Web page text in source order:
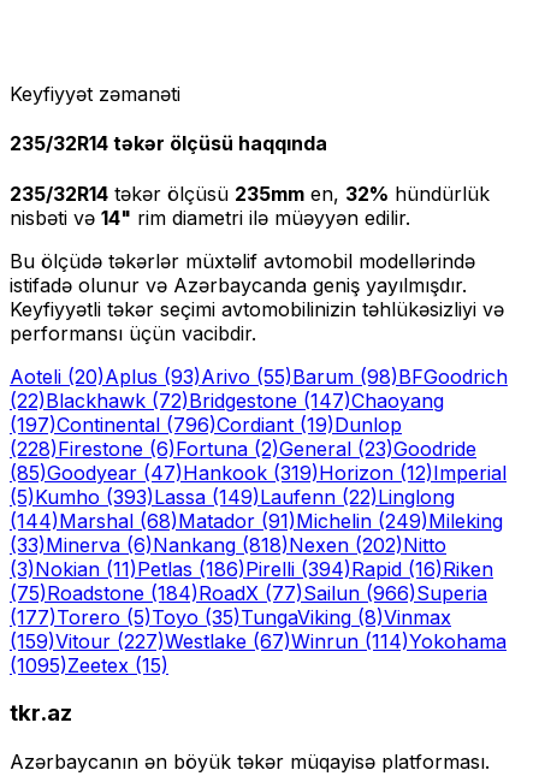
Keyfiyyət zəmanəti
235/32R14 təkər ölçüsü haqqında
235/32R14 təkər ölçüsü 235mm en, 32% hündürlük
nisbəti və 14" rim diametri ilə müəyyən edilir.
Bu ölçüdə təkərlər müxtəlif avtomobil modellərində
istifadə olunur və Azərbaycanda geniş yayılmışdır.
Keyfiyyətli təkər seçimi avtomobilinizin təhlükəsizliyi və
performansı üçün vacibdir.
Aoteli (20)Aplus (93)Arivo (55)Barum (98)BFGoodrich
(22)Blackhawk (72)Bridgestone (147)Chaoyang
(197)Continental (796)Cordiant (19)Dunlop
(228)Firestone (6)Fortuna (2)General (23)Goodride
(85)Goodyear (47)Hankook (319)Horizon (12)Imperial
(5)Kumho (393)Lassa (149)Laufenn (22)Linglong
(144)Marshal (68)Matador (91)Michelin (249)Mileking
(33)Minerva (6)Nankang (818)Nexen (202)Nitto
(3)Nokian (11)Petlas (186)Pirelli (394)Rapid (16)Riken
(75)Roadstone (184)RoadX (77)Sailun (966)Superia
(177)Torero (5)Toyo (35)TungaViking (8)Vinmax
(159)Vitour (227)Westlake (67)Winrun (114)Yokohama
(1095)Zeetex (15)
tkr.az
Azərbaycanın ən böyük təkər müqayisə platforması.